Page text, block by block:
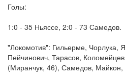
Голы:
1:0 - 35 Ньяссе, 2:0 - 73 Самедов.
"Локомотив": Гильерме, Чорлука,
Пейчинович, Тарасов,
(Миранчук, 46), Самедов, Майкон,